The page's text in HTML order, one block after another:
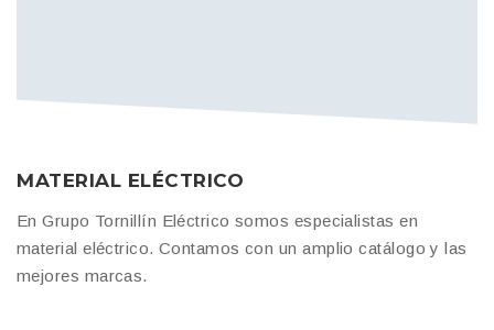
MATERIAL ELÉCTRICO
En Grupo Tornillín Eléctrico somos especialistas en
material eléctrico. Contamos con un amplio catálogo y las
mejores marcas.